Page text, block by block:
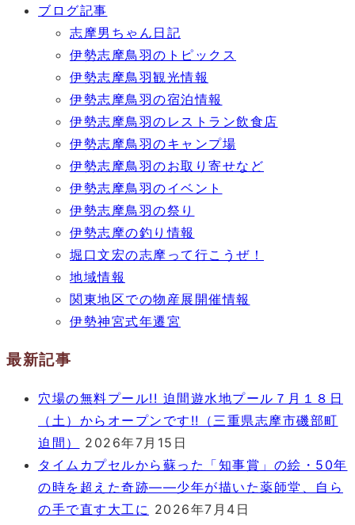
ブログ記事
志摩男ちゃん日記
伊勢志摩鳥羽のトピックス
伊勢志摩鳥羽観光情報
伊勢志摩鳥羽の宿泊情報
伊勢志摩鳥羽のレストラン飲食店
伊勢志摩鳥羽のキャンプ場
伊勢志摩鳥羽のお取り寄せなど
伊勢志摩鳥羽のイベント
伊勢志摩鳥羽の祭り
伊勢志摩の釣り情報
堀口文宏の志摩って行こうぜ！
地域情報
関東地区での物産展開催情報
伊勢神宮式年遷宮
最新記事
穴場の無料プール!! 迫間遊水地プール７月１８日
（土）からオープンです!!（三重県志摩市磯部町
迫間）
2026年7月15日
タイムカプセルから蘇った「知事賞」の絵・50年
の時を超えた奇跡――少年が描いた薬師堂、自ら
の手で直す大工に 2026年7月4日